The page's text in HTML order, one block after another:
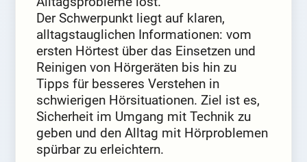
Der Schwerpunkt liegt auf klaren,
alltagstauglichen Informationen: vom
ersten Hörtest über das Einsetzen und
Reinigen von Hörgeräten bis hin zu
Tipps für besseres Verstehen in
schwierigen Hörsituationen. Ziel ist es,
Sicherheit im Umgang mit Technik zu
geben und den Alltag mit Hörproblemen
spürbar zu erleichtern.